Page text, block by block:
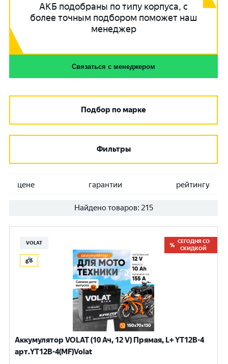
АКБ подобраны по типу корпуса, с
более точным подбором поможет наш
менеджер
Связаться с менеджером
Подбор по марке
Фильтры
цене гарантии рейтингу
Найдено товаров: 215
VOLAT
СЕГОДНЯ СО
СКИДКОЙ
Аккумулятор VOLAT (10 Ач, 12 V) Прямая, L+ YT12B-4
арт.YT12B-4(MF)Volat